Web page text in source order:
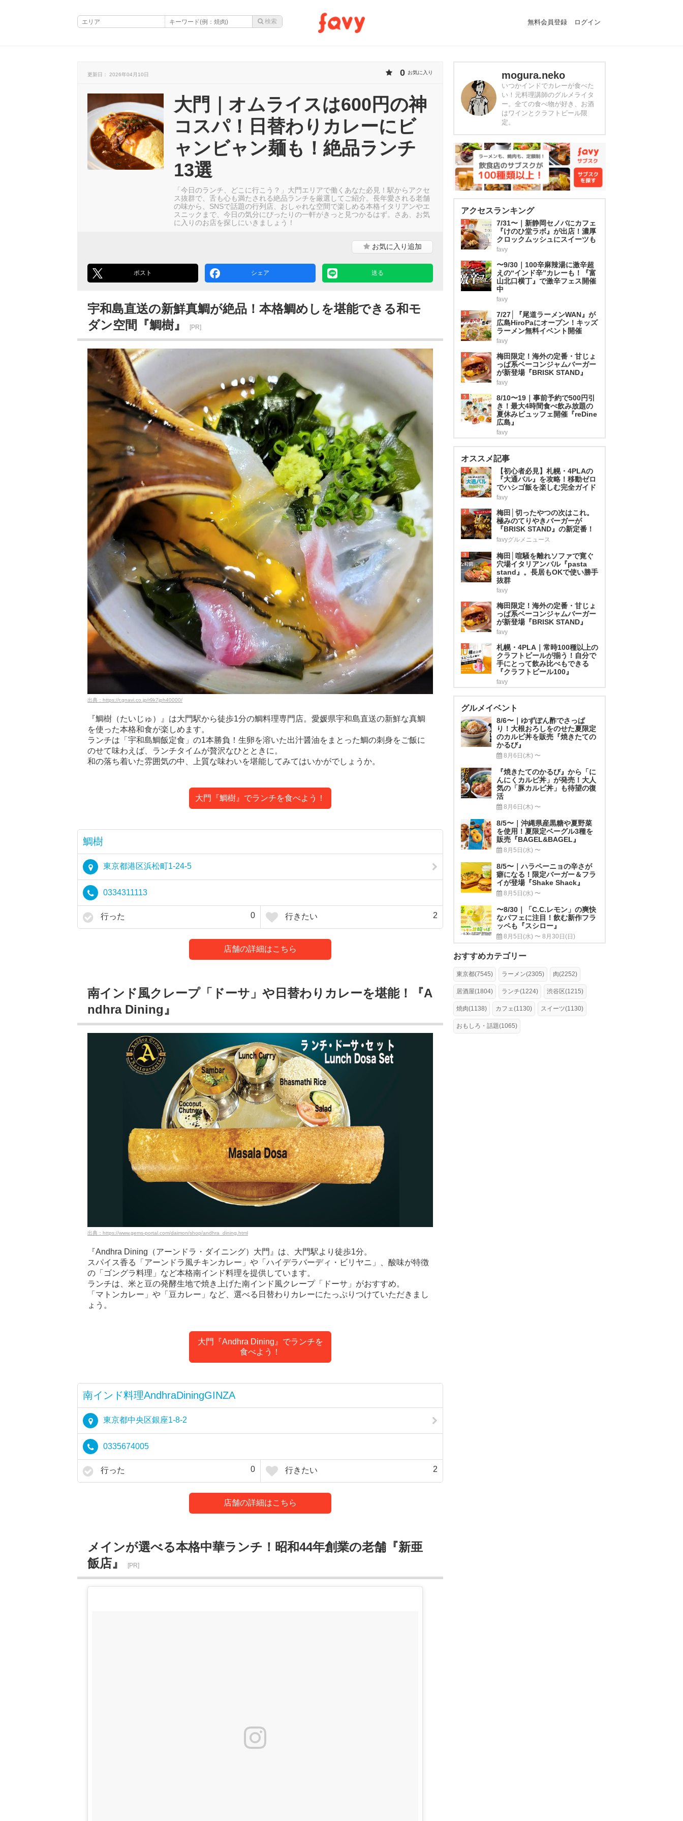
無料会員登録 ログイン
更新日： 2026年04月10日 0 お気に入り
大門｜オムライスは600円の神
コスパ！日替わりカレーにビ
ャンビャン麺も！絶品ランチ
13選
「今日のランチ、どこに行こう？」大門エリアで働くあなた必見！駅からアクセ
ス抜群で、舌も心も満たされる絶品ランチを厳選してご紹介。長年愛される老舗
の味から、SNSで話題の行列店、おしゃれな空間で楽しめる本格イタリアンやエ
スニックまで、今日の気分にぴったりの一軒がきっと見つかるはず。さあ、お気
に入りのお店を探しにいきましょう！
お気に入り追加
ポスト シェア 送る
宇和島直送の新鮮真鯛が絶品！本格鯛めしを堪能できる和モ
ダン空間『鯛樹』
[PR]
出典：https://r.gnavi.co.jp/r9k7jph40000/
『鯛樹（たいじゅ）』は大門駅から徒歩1分の鯛料理専門店。愛媛県宇和島直送の新鮮な真鯛
を使った本格和食が楽しめます。
ランチは「宇和島鯛飯定食」の1本勝負！生卵を溶いた出汁醤油をまとった鯛の刺身をご飯に
のせて味わえば、ランチタイムが贅沢なひとときに。
和の落ち着いた雰囲気の中、上質な味わいを堪能してみてはいかがでしょうか。
大門『鯛樹』でランチを食べよう！
鯛樹
東京都港区浜松町1-24-5
0334311113
行った 0 行きたい 2
店舗の詳細はこちら
南インド風クレープ「ドーサ」や日替わりカレーを堪能！『A
ndhra Dining』
出典：https://www.gems-portal.com/daimon/shop/andhra_dining.html
『Andhra Dining（アーンドラ・ダイニング）大門』は、大門駅より徒歩1分。
スパイス香る「アーンドラ風チキンカレー」や「ハイデラバーディ・ビリヤニ」、酸味が特徴
の「ゴングラ料理」など本格南インド料理を提供しています。
ランチは、米と豆の発酵生地で焼き上げた南インド風クレープ「ドーサ」がおすすめ。
「マトンカレー」や「豆カレー」など、選べる日替わりカレーにたっぷりつけていただきまし
ょう。
大門『Andhra Dining』でランチを
食べよう！
南インド料理AndhraDiningGINZA
東京都中央区銀座1-8-2
0335674005
行った 0 行きたい 2
店舗の詳細はこちら
メインが選べる本格中華ランチ！昭和44年創業の老舗『新亜
飯店』
[PR]
mogura.neko
いつかインドでカレーが食べた
い！元料理講師のグルメライタ
ー。全ての食べ物が好き、お酒
はワインとクラフトビール限
定。
アクセスランキング
1
7/31〜｜新静岡セノバにカフェ
『けのひ堂ラボ』が出店！濃厚
クロックムッシュにスイーツも
favy
2
〜9/30｜100辛麻辣湯に激辛超
えの“インド辛”カレーも！『富
山北口横丁』で激辛フェス開催
中
favy
3
7/27│『尾道ラーメンWAN』が
広島HiroPaにオープン！キッズ
ラーメン無料イベント開催
favy
4
梅田限定！海外の定番・甘じょ
っぱ系ベーコンジャムバーガー
が新登場『BRISK STAND』
favy
5
8/10〜19｜事前予約で500円引
き！最大4時間食べ飲み放題の
夏休みビュッフェ開催『reDine
広島』
favy
オススメ記事
1
【初心者必見】札幌・4PLAの
『大通バル』を攻略！移動ゼロ
でハシゴ飯を楽しむ完全ガイド
favy
2
梅田│切ったやつの次はこれ。
極みのてりやきバーガーが
『BRISK STAND』の新定番！
favyグルメニュース
3
梅田│喧騒を離れソファで寛ぐ
穴場イタリアンバル『pasta
stand』。長居もOKで使い勝手
抜群
favy
4
梅田限定！海外の定番・甘じょ
っぱ系ベーコンジャムバーガー
が新登場『BRISK STAND』
favy
5
札幌・4PLA｜常時100種以上の
クラフトビールが揃う！自分で
手にとって飲み比べもできる
『クラフトビール100』
favy
グルメイベント
8/6〜｜ゆずぽん酢でさっぱ
り！大根おろしをのせた夏限定
のカルビ丼を販売『焼きたての
かるび』
8月6日(木) 〜
『焼きたてのかるび』から「に
んにくカルビ丼」が発売！大人
気の「豚カルビ丼」も待望の復
活
8月6日(木) 〜
8/5〜｜沖縄県産黒糖や夏野菜
を使用！夏限定ベーグル3種を
販売『BAGEL&BAGEL』
8月5日(水) 〜
8/5〜｜ハラペーニョの辛さが
癖になる！限定バーガー＆フラ
イが登場『Shake Shack』
8月5日(水) 〜
〜8/30｜「C.C.レモン」の爽快
なパフェに注目！飲む新作フラ
ッペも『スシロー』
8月5日(水) 〜 8月30日(日)
おすすめカテゴリー
東京都(7545) ラーメン(2305) 肉(2252)
居酒屋(1804) ランチ(1224) 渋谷区(1215)
焼肉(1138) カフェ(1130) スイーツ(1130)
おもしろ・話題(1065)